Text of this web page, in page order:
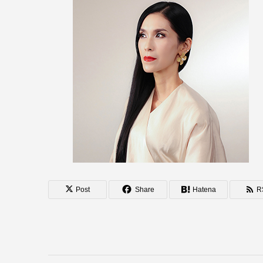
Post Share Hatena